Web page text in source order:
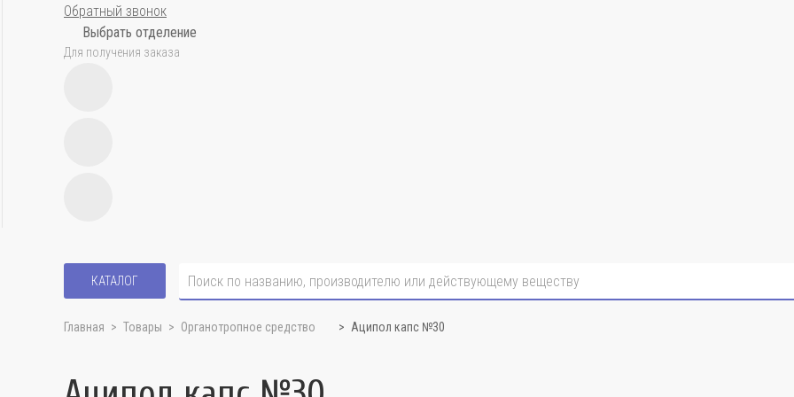
Обратный звонок
Выбрать отделение
Для получения заказа
КАТАЛОГ
Главная Товары Органотропное средство Аципол капс №30